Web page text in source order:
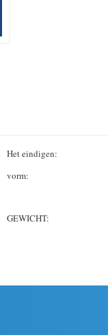
Het eindigen:
vorm:
GEWICHT: